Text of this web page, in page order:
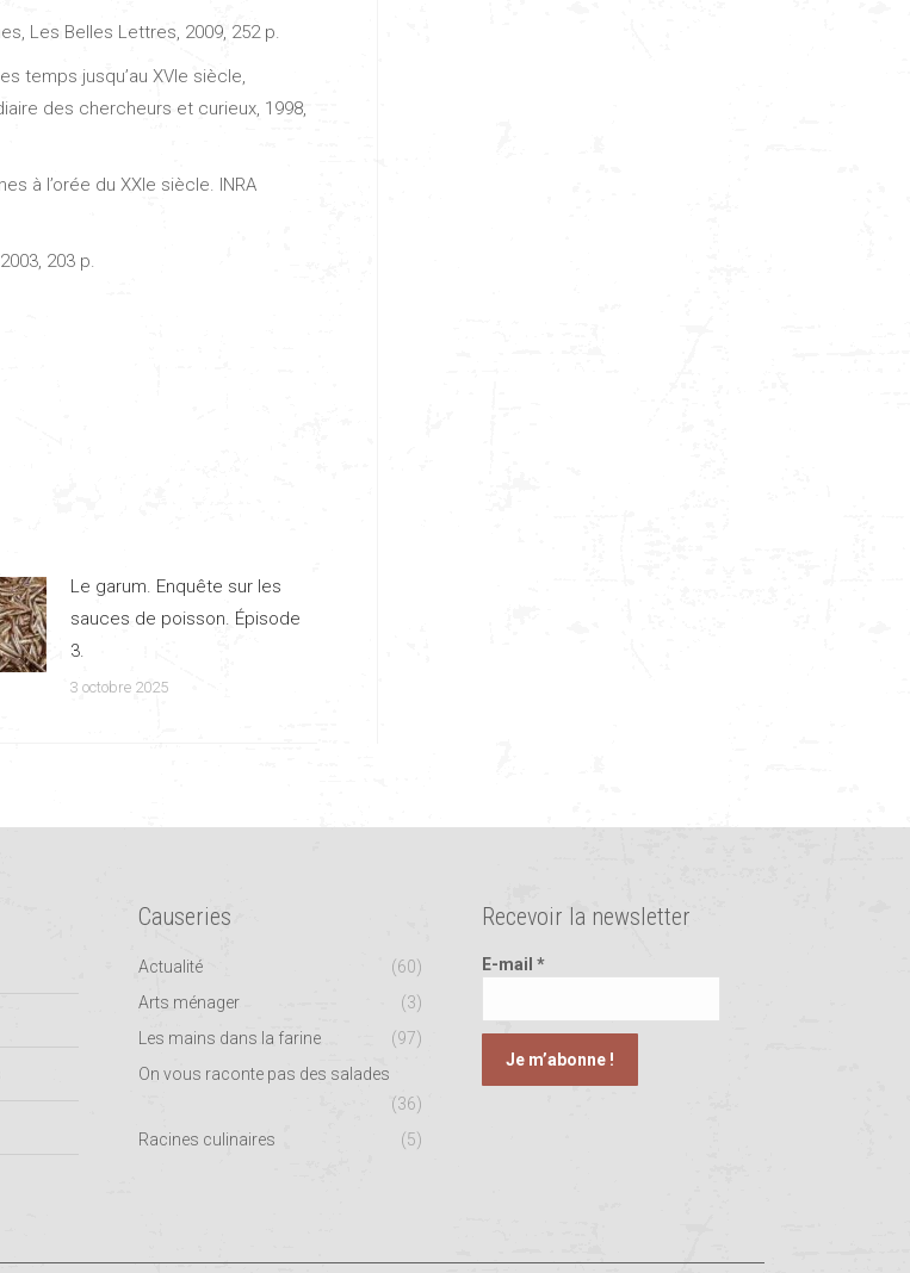
Les Belles Lettres, 2009, 252 p.
temps jusqu’au XVIe siècle,
des chercheurs et curieux, 1998,
à l’orée du XXIe siècle. INRA
203 p.
Le garum. Enquête sur les
sauces de poisson. Épisode
3.
3 octobre 2025
Causeries
Actualité
(60)
Arts ménager
(3)
Les mains dans la farine
(97)
On vous raconte pas des salades
(36)
Racines culinaires
(5)
Recevoir la newsletter
E-mail *